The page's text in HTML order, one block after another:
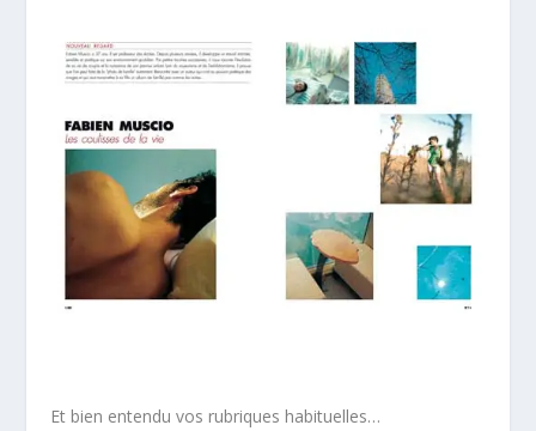
Et bien entendu vos rubriques habituelles…